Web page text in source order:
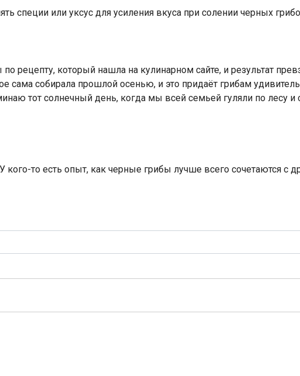
специи или уксус для усиления вкуса при солении черных
рецепту, который нашла на кулинарном сайте, и результат
сама собирала прошлой осенью, и это придаёт грибам
тот солнечный день, когда мы всей семьей гуляли по лесу и
то есть опыт, как черные грибы лучше всего сочетаются с